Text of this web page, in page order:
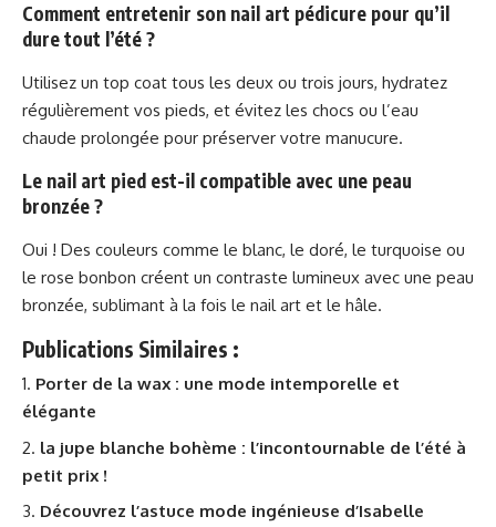
Comment entretenir son nail art pédicure pour qu’il
dure tout l’été ?
Utilisez un top coat tous les deux ou trois jours, hydratez
régulièrement vos pieds, et évitez les chocs ou l’eau
chaude prolongée pour préserver votre manucure.
Le nail art pied est-il compatible avec une peau
bronzée ?
Oui ! Des couleurs comme le blanc, le doré, le turquoise ou
le rose bonbon créent un contraste lumineux avec une peau
bronzée, sublimant à la fois le nail art et le hâle.
Publications Similaires :
Porter de la wax : une mode intemporelle et
élégante
la jupe blanche bohème : l’incontournable de l’été à
petit prix !
Découvrez l’astuce mode ingénieuse d’Isabelle